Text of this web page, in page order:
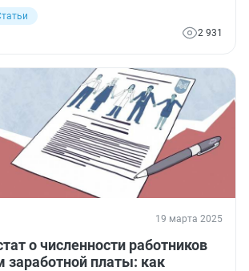
2 931
19 марта 2025
о численности работников
заработной платы: как